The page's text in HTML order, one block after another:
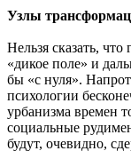
Узлы
Нельзя сказать, что
«дикое поле» и
бы «с нуля».
психологии
урбанизма времен
социальные
будут, очевидно,